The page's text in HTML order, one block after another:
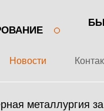
Новости
металлургия